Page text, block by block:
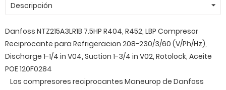
Descripción
Danfoss NTZ215A3LR1B 7.5HP R404, R452, LBP Compresor
Reciprocante para Refrigeracion 208-230/3/60 (V/Ph/Hz),
Discharge 1-1/4 in V04, Suction 1-3/4 in V02, Rotolock, Aceite
POE 120F0284
Los compresores reciprocantes Maneurop de Danfoss